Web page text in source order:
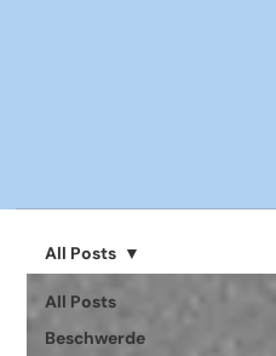
All Posts
Beschwerde
All Posts